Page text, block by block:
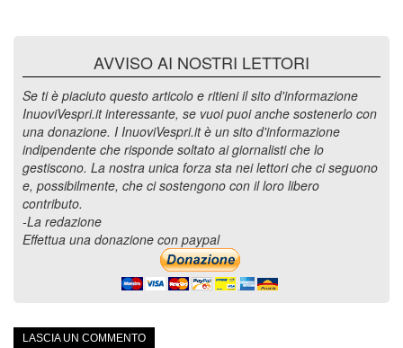
AVVISO AI NOSTRI LETTORI
Se ti è piaciuto questo articolo e ritieni il sito d'informazione
InuoviVespri.it interessante, se vuoi puoi anche sostenerlo con
una donazione. I InuoviVespri.it è un sito d'informazione
indipendente che risponde soltato ai giornalisti che lo
gestiscono. La nostra unica forza sta nei lettori che ci seguono
e, possibilmente, che ci sostengono con il loro libero
contributo.
-La redazione
Effettua una donazione con paypal
LASCIA UN COMMENTO